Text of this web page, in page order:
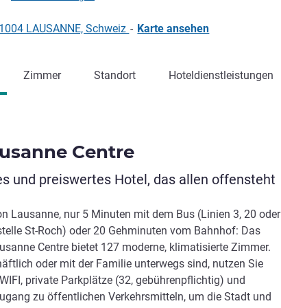
LAUSANNE, Schweiz - Karte ansehen
Zimmer Standort Hoteldienstleistungen
Centre
und preiswertes Hotel, das allen offensteht
Lausanne, nur 5 Minuten mit dem Bus (Linien 3, 20 oder
St-Roch) oder 20 Gehminuten vom Bahnhof: Das
Centre bietet 127 moderne, klimatisierte Zimmer.
oder mit der Familie unterwegs sind, nutzen Sie
private Parkplätze (32, gebührenpflichtig) und
zu öffentlichen Verkehrsmitteln, um die Stadt und